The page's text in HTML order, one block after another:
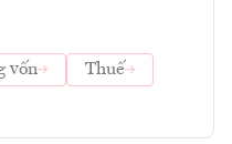
vốn
Thuế